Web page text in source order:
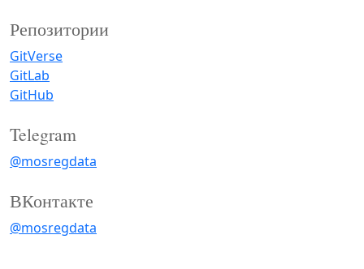
Репозитории
GitVerse
GitLab
GitHub
Telegram
@mosregdata
ВКонтакте
@mosregdata